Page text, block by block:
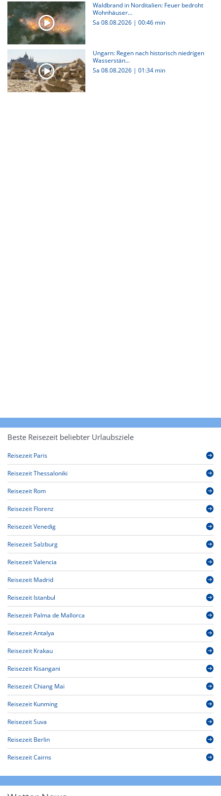
Waldbrand in Norditalien: Feuer bedroht
Wohnhäuser...
Sa 08.08.2026 | 00:46 min
Ungarn: Regen nach historisch niedrigen
Wasserstän...
Sa 08.08.2026 | 01:34 min
Beste Reisezeit beliebter Urlaubsziele
Reisezeit Paris
Reisezeit Thessaloniki
Reisezeit Rom
Reisezeit Florenz
Reisezeit Venedig
Reisezeit Salzburg
Reisezeit Valencia
Reisezeit Madrid
Reisezeit Istanbul
Reisezeit Palma de Mallorca
Reisezeit Antalya
Reisezeit Krakau
Reisezeit Kisangani
Reisezeit Chiang Mai
Reisezeit Kunming
Reisezeit Suva
Reisezeit Berlin
Reisezeit Cairns